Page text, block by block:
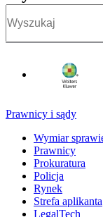
Prawnicy i sądy
Wymiar
Prawnicy
Prokuratura
Policja
Rynek
Strefa aplikanta
LegalTech